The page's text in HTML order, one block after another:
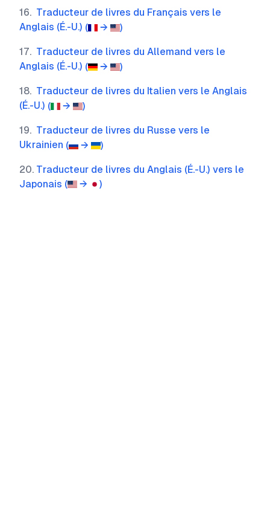
16. Traducteur de livres du Français vers le
Anglais (É.-U.) ( → )
17. Traducteur de livres du Allemand vers le
Anglais (É.-U.) ( → )
18. Traducteur de livres du Italien vers le Anglais
(É.-U.) ( → )
19. Traducteur de livres du Russe vers le
Ukrainien ( → )
20. Traducteur de livres du Anglais (É.-U.) vers le
Japonais ( → )